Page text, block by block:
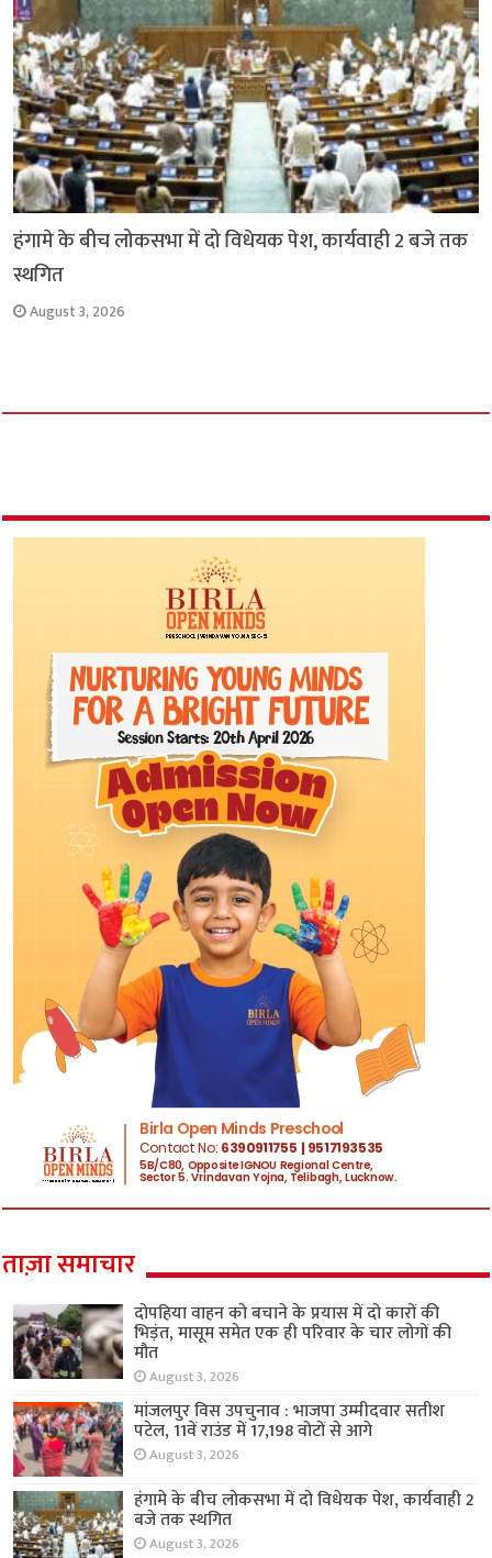
हंगामे के बीच लोकसभा में दो विधेयक पेश, कार्यवाही 2 बजे तक
स्थगित
August 3, 2026
ताज़ा समाचार
दोपहिया वाहन को बचाने के प्रयास में दो कारों की
भिड़ंत, मासूम समेत एक ही परिवार के चार लोगों की
मौत
August 3, 2026
मांजलपुर विस उपचुनाव : भाजपा उम्मीदवार सतीश
पटेल, 11वें राउंड में 17,198 वोटों से आगे
August 3, 2026
हंगामे के बीच लोकसभा में दो विधेयक पेश, कार्यवाही 2
बजे तक स्थगित
August 3, 2026